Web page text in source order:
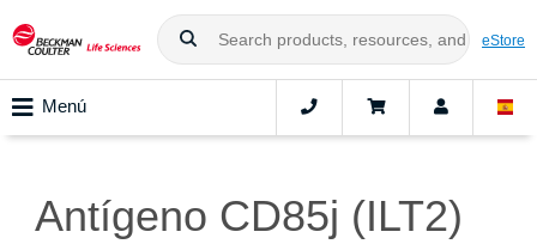
eStore
Menú
Antígeno CD85j (ILT2)